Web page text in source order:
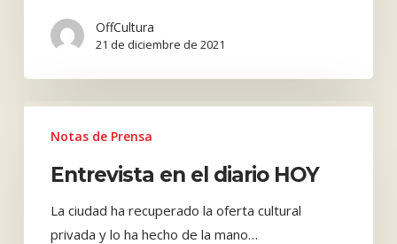
OffCultura
21 de diciembre de 2021
Entrevista
diario
HOY
Notas de Prensa
Entrevista en el diario HOY
La ciudad ha recuperado la oferta cultural
privada y lo ha hecho de la mano…